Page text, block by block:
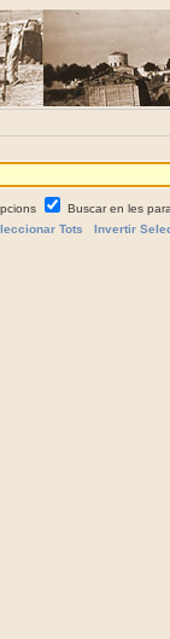
Buscar en les
Tots Invertir